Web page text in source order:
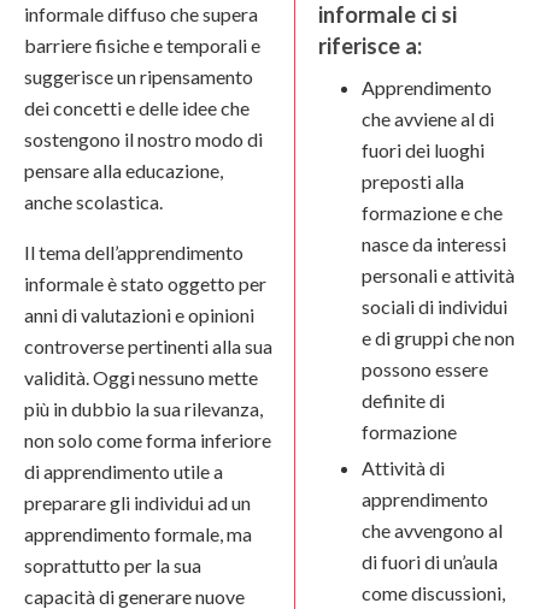
informale ci si
riferisce a:
Apprendimento
che avviene al di
fuori dei luoghi
preposti alla
formazione e che
nasce da interessi
personali e attività
sociali di individui
e di gruppi che non
possono essere
definite di
formazione
Attività di
apprendimento
che avvengono al
di fuori di un’aula
come discussioni,
informale diffuso che supera
barriere fisiche e temporali e
suggerisce un ripensamento
dei concetti e delle idee che
sostengono il nostro modo di
pensare alla educazione,
anche scolastica.
Il tema dell’apprendimento
informale è stato oggetto per
anni di valutazioni e opinioni
controverse pertinenti alla sua
validità. Oggi nessuno mette
più in dubbio la sua rilevanza,
non solo come forma inferiore
di apprendimento utile a
preparare gli individui ad un
apprendimento formale, ma
soprattutto per la sua
capacità di generare nuove